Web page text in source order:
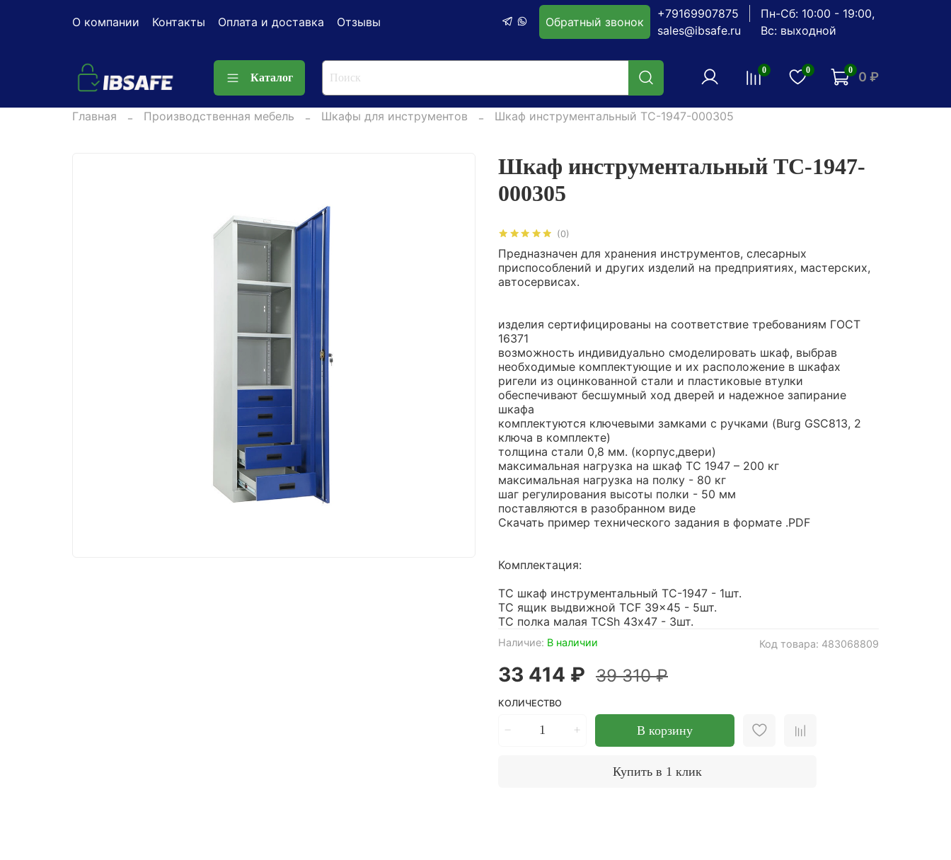
О компании Контакты Оплата и доставка Отзывы Обратный звонок
+79169907875
sales@ibsafe.ru
Пн-Сб: 10:00 - 19:00,
Вс: выходной
Каталог
0 0 0 0 ₽
Главная Производственная мебель Шкафы для инструментов Шкаф инструментальный TC-1947-000305
(0)
Код товара: 483068809
Наличие: В наличии
Шкаф инструментальный TC-1947-
000305
33 414 ₽ 39 310 ₽
КОЛИЧЕСТВО
В корзину
Купить в 1 клик
Предназначен для хранения инструментов, слесарных
приспособлений и других изделий на предприятиях, мастерских,
автосервисах.
изделия сертифицированы на соответствие требованиям ГОСТ
16371
возможность индивидуально смоделировать шкаф, выбрав
необходимые комплектующие и их расположение в шкафах
ригели из оцинкованной стали и пластиковые втулки
обеспечивают бесшумный ход дверей и надежное запирание
шкафа
комплектуются ключевыми замками с ручками (Burg GSC813, 2
ключа в комплекте)
толщина стали 0,8 мм. (корпус,двери)
максимальная нагрузка на шкаф ТС 1947 – 200 кг
максимальная нагрузка на полку - 80 кг
шаг регулирования высоты полки - 50 мм
поставляются в разобранном виде
Скачать пример технического задания в формате .PDF
Комплектация:
TC шкаф инструментальный TC-1947 - 1шт.
TC ящик выдвижной TCF 39x45 - 5шт.
TC полка малая TCSh 43х47 - 3шт.